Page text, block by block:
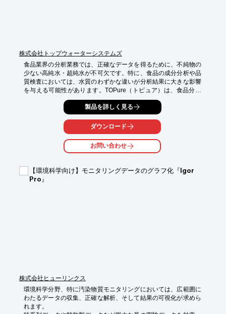
株式会社トップウォーターシステムズ
食品業界の分析業務では、正確なデータを得るために、不純物の
少ない高純水・超純水が不可欠です。特に、食品の成分分析や品
質検査においては、水質のわずかな違いが分析結果に大きな影響
を与える可能性があります。TOPure（トピュア）は、食品分析
における精度の向上を目的とした高純水・超純水製造装置です。
お客様の分析室のスペースや分析目的に合わせて、最適なシステ
ムをオーダーメイドで提供します。
【活用シーン】
・食品の成分分析
【導入の効果】
・分析精度の向上
製品を詳しく見る
ダウンロード
お問い合わせ
【環境科学向け】モニタリングデータのグラフ化『Igor
Pro』
株式会社ヒューリンクス
環境科学分野、特に汚染物質モニタリングにおいては、広範囲に
わたるデータの収集、正確な解析、そして結果の可視化が求めら
れます。